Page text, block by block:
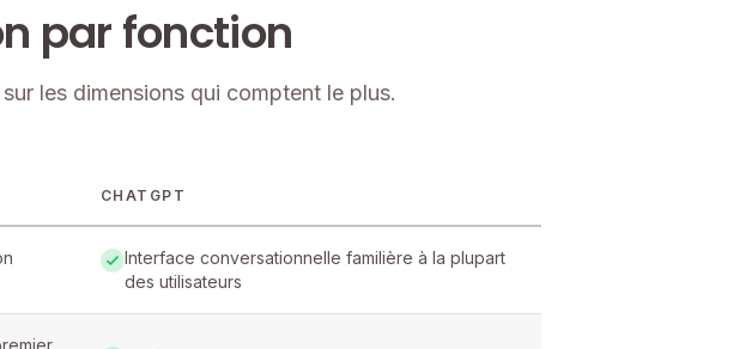
par fonction
les dimensions qui comptent le plus.
CHATGPT
Interface conversationnelle familière à la plupart
des utilisateurs